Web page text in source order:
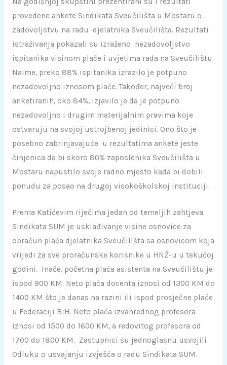
provedene ankete Sindikata Sveučilišta u Mostaru o
zadovoljstvu na radu djelatnika Sveučilišta. Rezultati
istraživanja pokazali su izraženo nezadovoljstvo
ispitanika visinom plaće i uvjetima rada na Sveučilištu.
Naime, preko 88% ispitanika izrazilo je potpuno
nezadovoljno iznosom plaće. Također, najveći broj
anketiranih, oko 84%, izjavilo je da je potpuno
nezadovoljno i drugim materijalnim pravima koje
ostvaruju na svojoj ustrojbenoj jedinici. Ono što je
posebno zabrinjavajuće u rezultatima ankete jeste
činjenica da bi skoro 80% zaposlenika Sveučilišta u
Mostaru napustilo svoje radno mjesto kada bi dobili
ponudu za posao na drugoj visokoškolskoj instituciji.
Prema Katićevim riječima jedan od temeljih zahtjeva
Sindikata SUM je usklađivanje visine osnovice za
obračun plaća djelatnika Sveučilišta sa osnovicom koja
vrijedi za sve proračunske korisnike u HNŽ-u u tekućoj
godini. Inače, početna plaća asistenta na Sveučilištu je
ispod 900 KM. Neto plaća docenta iznosi od 1300 KM do
1400 KM što je danas na razini ili ispod prosječne plaće
u Federaciji BiH. Neto plaća izvanrednog profesora
iznosi od 1500 do 1600 KM, a redovitog profesora od
1700 do 1800 KM. Zastupnici su jednoglasnu usvojili
Odluku o usvajanju izvješća o radu Sindikata SUM.